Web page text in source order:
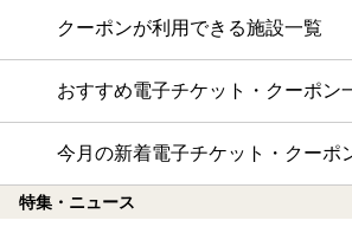
クーポンが利用できる施設一覧
おすすめ電子チケット・クーポン
今月の新着電子チケット・クーポ
特集・ニュース